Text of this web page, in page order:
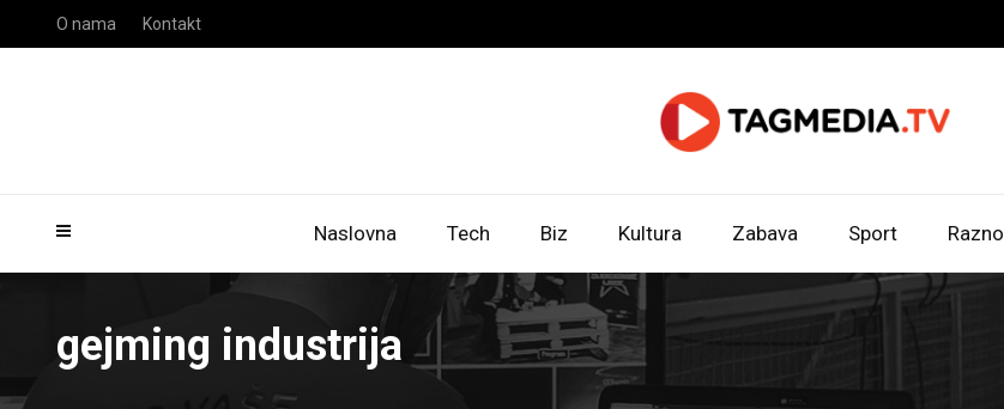
Naslovna Tech Biz Kultura Zabava Sport Razno
O nama Kontakt
gejming industrija